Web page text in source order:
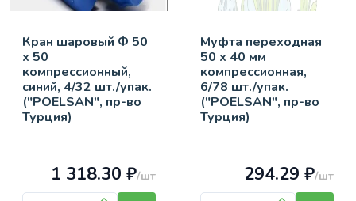
Кран шaровый Ф 50
х 50
компрессионный,
синий, 4/32 шт./упак.
("POELSAN", пр-во
Турция)
1 318.30 ₽/шт
Муфта переходная
50 х 40 мм
компрессионная,
6/78 шт./упак.
("POELSAN", пр-во
Турция)
294.29 ₽/шт